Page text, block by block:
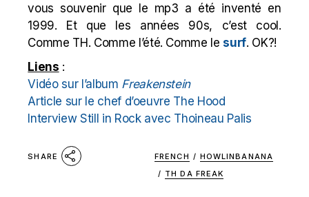
vous souvenir que le mp3 a été inventé en
1999. Et que les années 90s, c’est cool.
Comme TH. Comme l’été. Comme lesurf. OK?!
Liens :
Vidéo sur l’album Freakenstein
Article sur le chef d’oeuvre The Hood
Interview Still in Rock avec Thoineau Palis
SHARE FRENCH / HOWLINBANANA
/ TH DA FREAK